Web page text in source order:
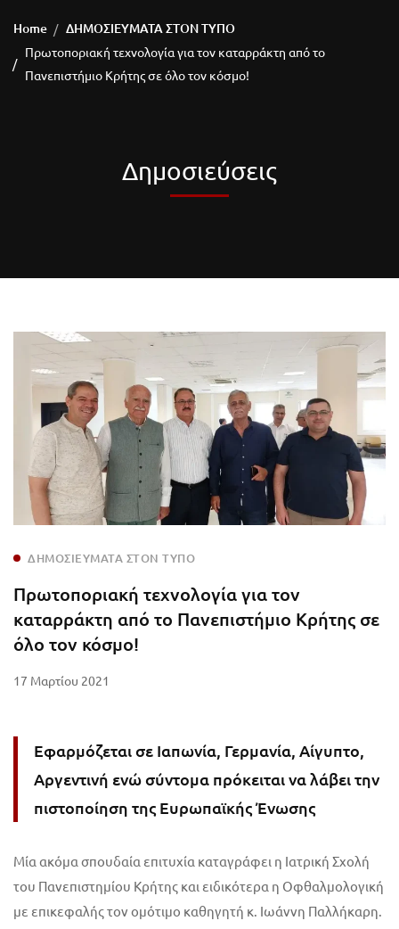
Home ΔΗΜΟΣΙΕΥΜΑΤΑ ΣΤΟΝ ΤΥΠΟ
Πρωτοποριακή τεχνολογία για τον καταρράκτη από το
Πανεπιστήμιο Κρήτης σε όλο τον κόσμο!
Δημοσιεύσεις
ΔΗΜΟΣΙΕΥΜΑΤΑ ΣΤΟΝ ΤΥΠΟ
Πρωτοποριακή τεχνολογία για τον
καταρράκτη από το Πανεπιστήμιο Κρήτης σε
όλο τον κόσμο!
17 Μαρτίου 2021
Εφαρμόζεται σε Ιαπωνία, Γερμανία, Αίγυπτο,
Αργεντινή ενώ σύντομα πρόκειται να λάβει την
πιστοποίηση της Ευρωπαϊκής Ένωσης
Μία ακόμα σπουδαία επιτυχία καταγράφει η Ιατρική Σχολή
του Πανεπιστημίου Κρήτης και ειδικότερα η Οφθαλμολογική
με επικεφαλής τον ομότιμο καθηγητή κ. Ιωάννη Παλλήκαρη.